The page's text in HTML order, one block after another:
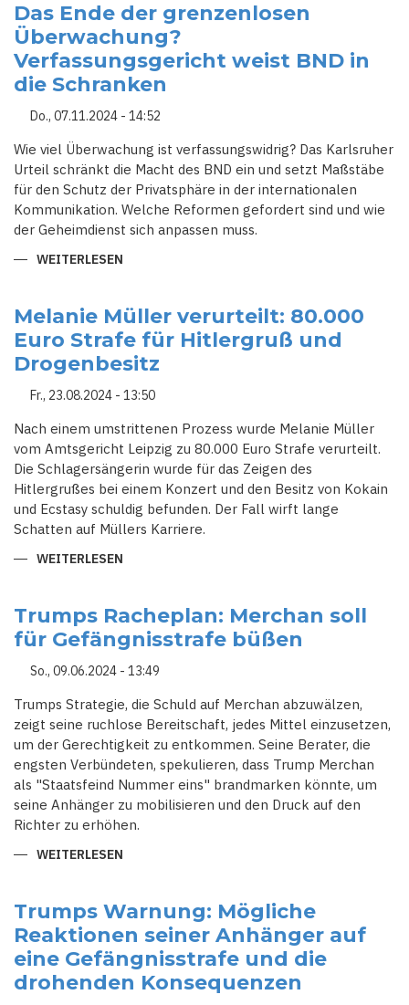
Das Ende der grenzenlosen
Überwachung?
Verfassungsgericht weist BND in
die Schranken
Do., 07.11.2024 - 14:52
Wie viel Überwachung ist verfassungswidrig? Das Karlsruher
Urteil schränkt die Macht des BND ein und setzt Maßstäbe
für den Schutz der Privatsphäre in der internationalen
Kommunikation. Welche Reformen gefordert sind und wie
der Geheimdienst sich anpassen muss.
WEITERLESEN
GRENZENLOSEN
ÜBERWACHUNG?
VERFASSUNGSGERICHT
WEIST
BND
IN
DIE
SCHRANKEN
Melanie Müller verurteilt: 80.000
Euro Strafe für Hitlergruß und
Drogenbesitz
Fr., 23.08.2024 - 13:50
Nach einem umstrittenen Prozess wurde Melanie Müller
vom Amtsgericht Leipzig zu 80.000 Euro Strafe verurteilt.
Die Schlagersängerin wurde für das Zeigen des
Hitlergrußes bei einem Konzert und den Besitz von Kokain
und Ecstasy schuldig befunden. Der Fall wirft lange
Schatten auf Müllers Karriere.
WEITERLESEN
80.000
EURO
STRAFE
FÜR
ND D
Trumps Racheplan: Merchan soll
für Gefängnisstrafe büßen
So., 09.06.2024 - 13:49
Trumps Strategie, die Schuld auf Merchan abzuwälzen,
zeigt seine ruchlose Bereitschaft, jedes Mittel einzusetzen,
um der Gerechtigkeit zu entkommen. Seine Berater, die
engsten Verbündeten, spekulieren, dass Trump Merchan
als "Staatsfeind Nummer eins" brandmarken könnte, um
seine Anhänger zu mobilisieren und den Druck auf den
Richter zu erhöhen.
WEITERLESEN
SOLL
FÜR
GEFÄNGNISSTRAFE
BÜSSEN
Trumps Warnung: Mögliche
Reaktionen seiner Anhänger auf
eine Gefängnisstrafe und die
drohenden Konsequenzen